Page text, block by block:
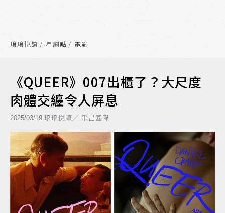
琅琅悅讀 星劇點 電影
《QUEER》007出櫃了？大尺度
肉體交纏令人屏息
2025/03/19 琅琅悅讀／ 采昌國際